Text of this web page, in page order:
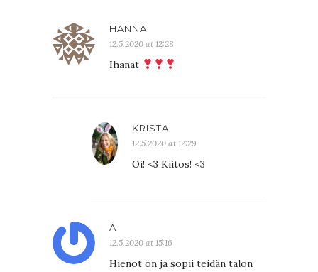
HANNA
12.5.2020 at 12:28
Ihanat
KRISTA
12.5.2020 at 12:29
Oi! <3 Kiitos! <3
A
12.5.2020 at 15:16
Hienot on ja sopii teidän talon